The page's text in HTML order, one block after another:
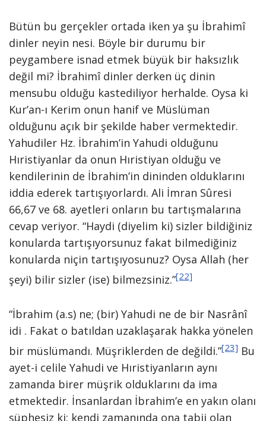
Bütün bu gerçekler ortada iken ya şu İbrahimî
dinler neyin nesi. Böyle bir durumu bir
peygambere isnad etmek büyük bir haksızlık
değil mi? İbrahimî dinler derken üç dinin
mensubu olduğu kastediliyor herhalde. Oysa ki
Kur’an-ı Kerim onun hanif ve Müslüman
olduğunu açık bir şekilde haber vermektedir.
Yahudiler Hz. İbrahim’in Yahudi olduğunu
Hıristiyanlar da onun Hıristiyan olduğu ve
kendilerinin de İbrahim’in dininden olduklarını
iddia ederek tartışıyorlardı. Ali İmran Sûresi
66,67 ve 68. ayetleri onların bu tartışmalarına
cevap veriyor. “Haydi (diyelim ki) sizler bildiğiniz
konularda tartışıyorsunuz fakat bilmediğiniz
konularda niçin tartışıyosunuz? Oysa Allah (her
şeyi) bilir sizler (ise) bilmezsiniz.”[22]
“İbrahim (a.s) ne; (bir) Yahudi ne de bir Nasrânî
idi . Fakat o batıldan uzaklaşarak hakka yönelen
bir müslümandı. Müşriklerden de değildi.”[23] Bu
ayet-i celile Yahudi ve Hıristiyanların aynı
zamanda birer müşrik olduklarını da ima
etmektedir. İnsanlardan İbrahim’e en yakın olanı
şüphesiz ki; kendi zamanında ona tabii olan